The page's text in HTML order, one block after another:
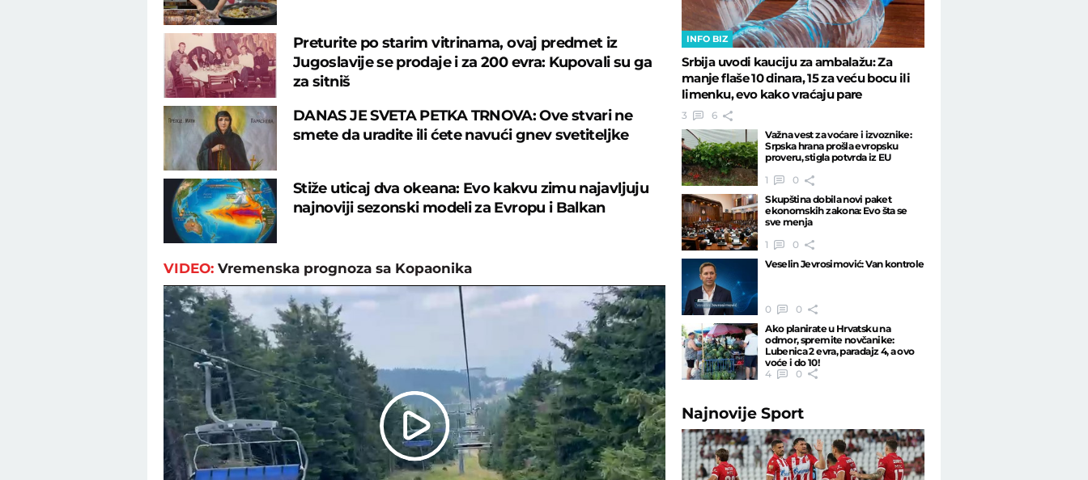
Preturite po starim vitrinama, ovaj predmet iz
Jugoslavije se prodaje i za 200 evra: Kupovali su ga
za sitniš
DANAS JE SVETA PETKA TRNOVA: Ove stvari ne
smete da uradite ili ćete navući gnev svetiteljke
Stiže uticaj dva okeana: Evo kakvu zimu najavljuju
najnoviji sezonski modeli za Evropu i Balkan
VIDEO: Vremenska prognoza sa Kopaonika
Play
INFO BIZ
Srbija uvodi kauciju za ambalažu: Za
manje flaše 10 dinara, 15 za veću bocu ili
limenku, evo kako vraćaju pare
3
6
Važna vest za voćare i izvoznike:
Srpska hrana prošla evropsku
proveru, stigla potvrda iz EU
1
0
Skupština dobila novi paket
ekonomskih zakona: Evo šta se
sve menja
1
0
Veselin Jevrosimović: Van kontrole
0
0
Ako planirate u Hrvatsku na
odmor, spremite novčanike:
Lubenica 2 evra, paradajz 4, a ovo
voće i do 10!
4
0
NajnovijeSport